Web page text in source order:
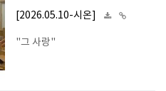
[2026.05.10-시온]
"그 사랑"